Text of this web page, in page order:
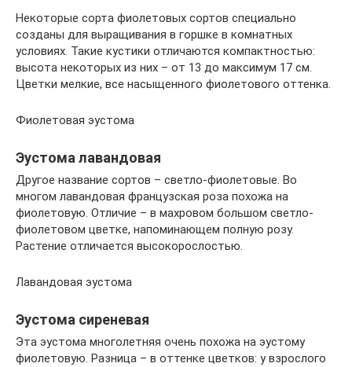
Некоторые сорта фиолетовых сортов специально
созданы для выращивания в горшке в комнатных
условиях. Такие кустики отличаются компактностью:
высота некоторых из них – от 13 до максимум 17 см.
Цветки мелкие, все насыщенного фиолетового оттенка.
Фиолетовая эустома
Эустома лавандовая
Другое название сортов – светло-фиолетовые. Во
многом лавандовая французская роза похожа на
фиолетовую. Отличие – в махровом большом светло-
фиолетовом цветке, напоминающем полную розу.
Растение отличается высокорослостью.
Лавандовая эустома
Эустома сиреневая
Эта эустома многолетняя очень похожа на эустому
фиолетовую. Разница – в оттенке цветков: у взрослого